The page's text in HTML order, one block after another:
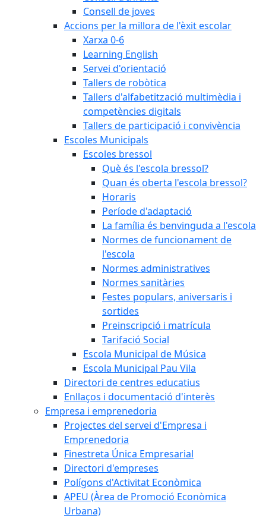
Consell de joves
Accions per la millora de l'èxit escolar
Xarxa 0-6
Learning English
Servei d'orientació
Tallers de robòtica
Tallers d'alfabetització multimèdia i
competències digitals
Tallers de participació i convivència
Escoles Municipals
Escoles bressol
Què és l'escola bressol?
Quan és oberta l'escola bressol?
Horaris
Període d'adaptació
La família és benvinguda a l'escola
Normes de funcionament de
l'escola
Normes administratives
Normes sanitàries
Festes populars, aniversaris i
sortides
Preinscripció i matrícula
Tarifació Social
Escola Municipal de Música
Escola Municipal Pau Vila
Directori de centres educatius
Enllaços i documentació d'interès
Empresa i emprenedoria
Projectes del servei d'Empresa i
Emprenedoria
Finestreta Única Empresarial
Directori d'empreses
Polígons d'Activitat Econòmica
APEU (Àrea de Promoció Econòmica
Urbana)